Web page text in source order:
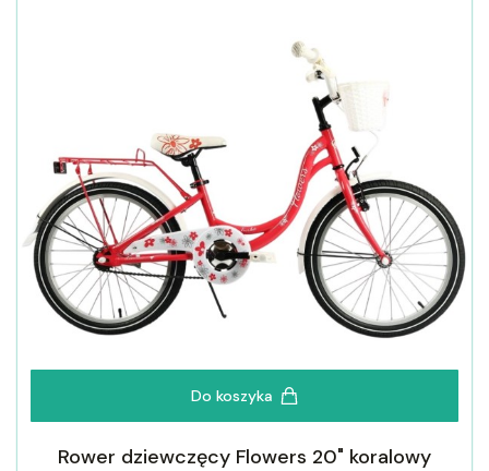
Do koszyka
Rower dziewczęcy Flowers 20" koralowy